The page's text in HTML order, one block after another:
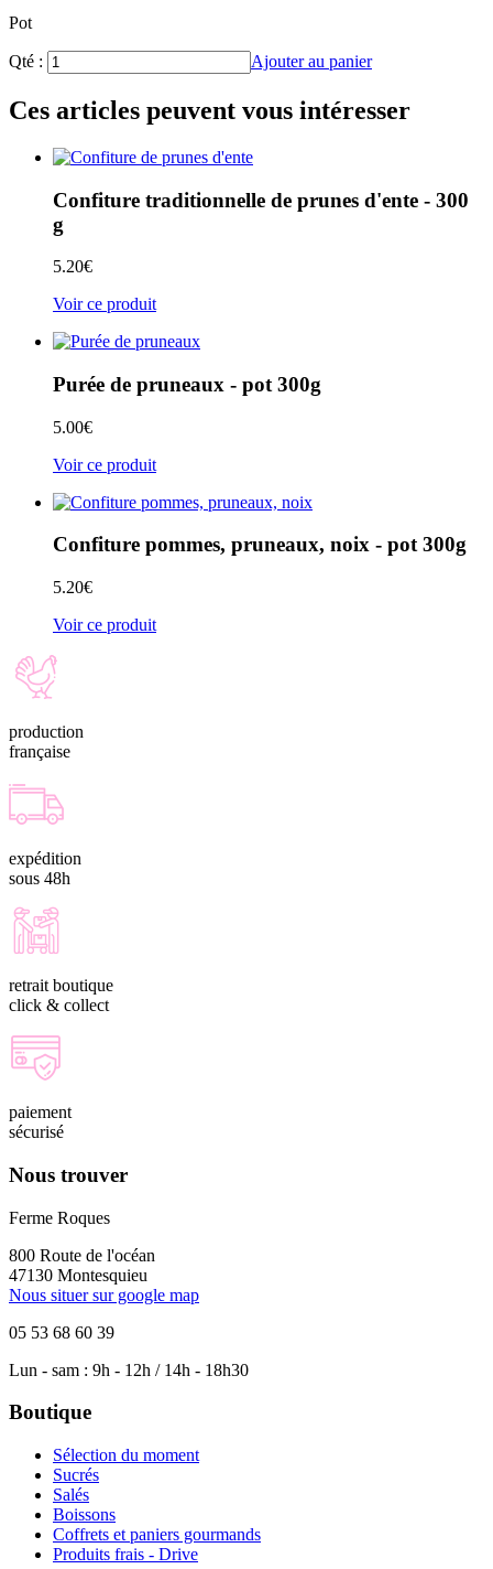
Pot
Qté : Ajouter au panier
Ces articles peuvent vous intéresser
Confiture traditionnelle de prunes d'ente - 300
g
5.20€
Voir ce produit
Purée de pruneaux - pot 300g
5.00€
Voir ce produit
Confiture pommes, pruneaux, noix - pot 300g
5.20€
Voir ce produit
production
française
expédition
sous 48h
retrait boutique
click & collect
paiement
sécurisé
Nous trouver
Ferme Roques
800 Route de l'océan
47130 Montesquieu
Nous situer sur google map
05 53 68 60 39
Lun - sam : 9h - 12h / 14h - 18h30
Boutique
Sélection du moment
Sucrés
Salés
Boissons
Coffrets et paniers gourmands
Produits frais - Drive